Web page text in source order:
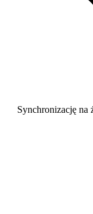
Synchronizację na